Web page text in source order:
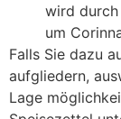
wird durch
um
Falls Sie dazu
aufgliedern,
Lage